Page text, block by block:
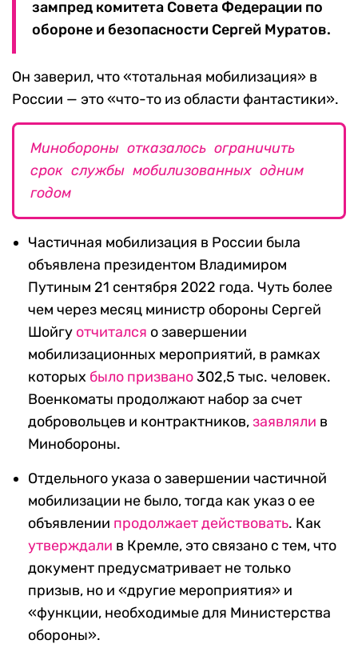
зампред комитета Совета Федерации по
обороне и безопасности Сергей Муратов.
Он заверил, что «тотальная мобилизация» в
России — это «что-то из области фантастики».
Минобороны отказалось ограничить
срок службы мобилизованных одним
годом
Частичная мобилизация в России была
объявлена президентом Владимиром
Путиным 21 сентября 2022 года. Чуть более
чем через месяц министр обороны Сергей
Шойгу отчитался о завершении
мобилизационных мероприятий, в рамках
которых было призвано302,5 тыс. человек.
Военкоматы продолжают набор за счет
добровольцев и контрактников,заявляли в
Минобороны.
Отдельного указа о завершении частичной
мобилизации не было, тогда как указ о ее
объявлении продолжает действовать. Как
утверждали в Кремле, это связано с тем, что
документ предусматривает не только
призыв, но и «другие мероприятия» и
«функции, необходимые для Министерства
обороны».